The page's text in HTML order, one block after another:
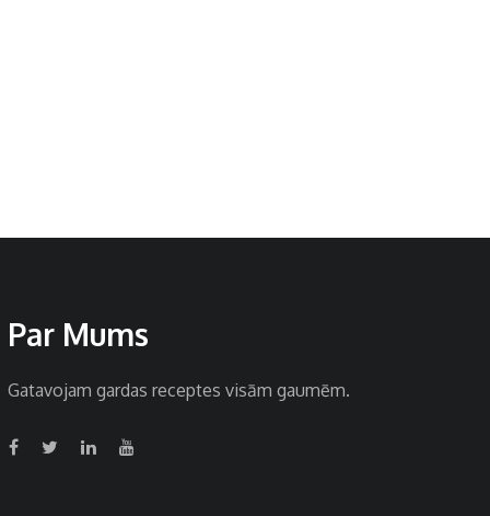
Par Mums
Gatavojam gardas receptes visām gaumēm.